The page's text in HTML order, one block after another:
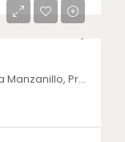
INAWA CONSTRUCTORA COLPATRIA, Via Manzanillo, Provincia de Cartagena, Bolívar, Colombia